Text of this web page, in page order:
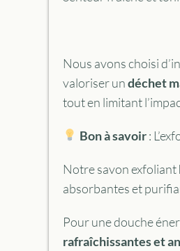
Nous avons choisi
valoriser undéchet
tout en limitant
Bon à savoir:
Notre savon exfoliant
absorbantes et
Pour une douche
rafraîchissantes et